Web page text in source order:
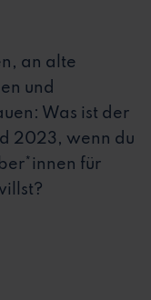
an alte
und
Was ist der
2023, wenn du
für